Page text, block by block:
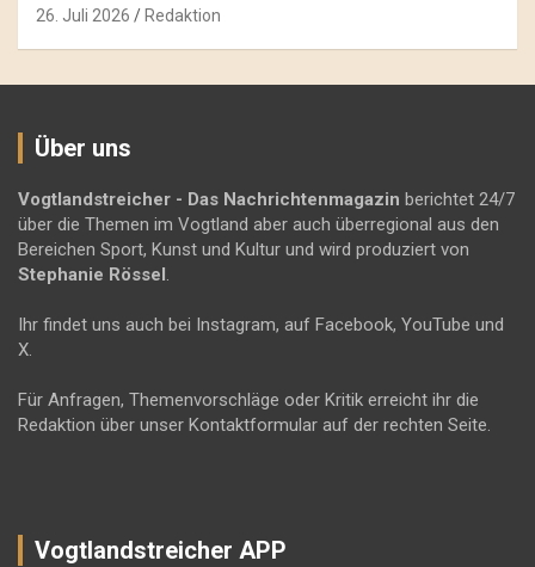
26. Juli 2026 Redaktion
Über uns
Vogtlandstreicher - Das Nachrichtenmagazin berichtet 24/7
über die Themen im Vogtland aber auch überregional aus den
Bereichen Sport, Kunst und Kultur und wird produziert von
Stephanie Rössel .
Ihr findet uns auch bei Instagram, auf Facebook, YouTube und
X.
Für Anfragen, Themenvorschläge oder Kritik erreicht ihr die
Redaktion über unser Kontaktformular auf der rechten Seite.
Vogtlandstreicher APP